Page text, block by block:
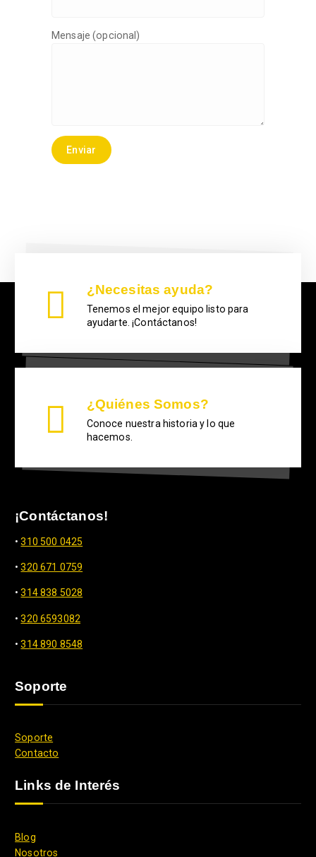
Mensaje (opcional)
¿Necesitas ayuda?
Tenemos el mejor equipo listo para
ayudarte. ¡Contáctanos!
¿Quiénes Somos?
Conoce nuestra historia y lo que
hacemos.
¡Contáctanos!
•310 500 0425
•320 671 0759
•314 838 5028
•320 6593082
•314 890 8548
Soporte
Soporte
Contacto
Links de Interés
Blog
Nosotros